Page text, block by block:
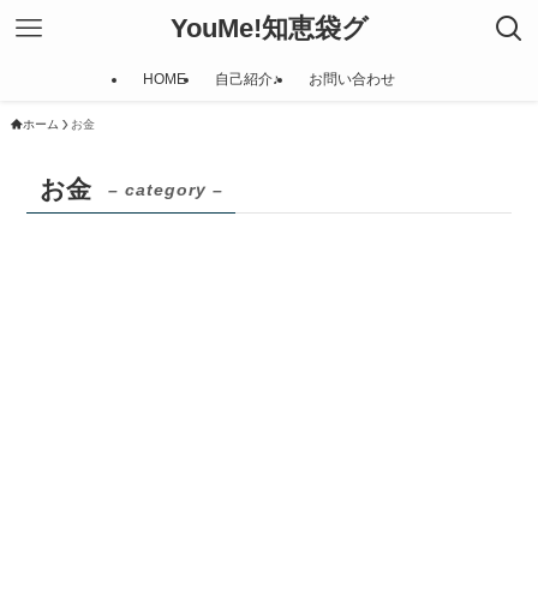
YouMe!知恵袋グ
HOME 自己紹介♪ お問い合わせ
ホーム お金
お金 – category –